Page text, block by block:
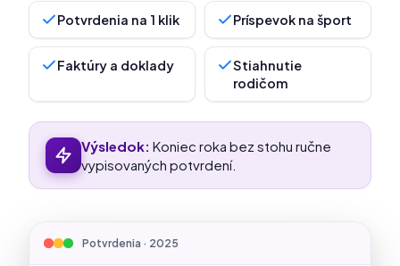
Potvrdenia na 1 klik Príspevok na šport
Faktúry a doklady
Stiahnutie
rodičom
Výsledok: Koniec roka bez stohu ručne
vypisovaných potvrdení.
Potvrdenia · 2025